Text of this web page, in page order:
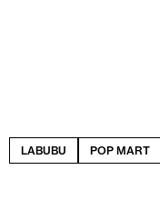
LABUBU POP MART